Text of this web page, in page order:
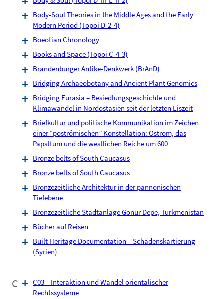
Body-Soul Theories in the Middle Ages and the Early
Modern Period (Topoi D-2-4)
Boeotian Chronology
Books and Space (Topoi C-4-3)
Brandenburger Antike-Denkwerk (BrAnD)
Bridging Archaeobotany and Ancient Plant Genomics
Bridging Eurasia – Besiedlungsgeschichte und
Klimawandel in Nordostasien seit der letzten Eiszeit
Briefkultur und politische Kommunikation im Zeichen
einer “poströmischen” Konstellation: Ostrom, das
Papsttum und die westlichen Reiche um 600
Bronze belts of South Caucasus
Bronze belts of South Caucasus
Bronzezeitliche Architektur in der pannonischen
Tiefebene
Bronzezeitliche Stadtanlage Gonur Depe, Turkmenistan
Bücher auf Reisen
Built Heritage Documentation – Schadenskartierung
(Syrien)
C
C03 – Interaktion und Wandel orientalischer
Rechtssysteme